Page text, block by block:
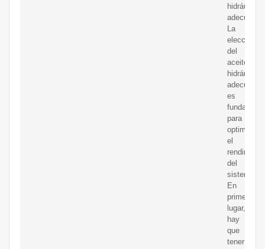
hidráulico
adecuado.
La
elección
del
aceite
hidráulico
adecuado
es
para
optimizar
el
del
sistema.
En
primer
lugar,
hay
que
tener